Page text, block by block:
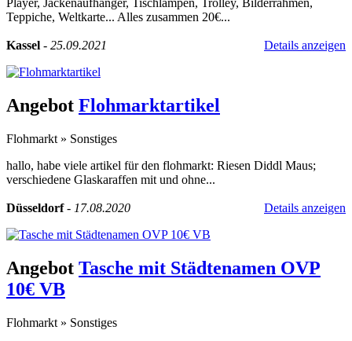
Player, Jackenaufhänger, Tischlampen, Trolley, Bilderrahmen,
Teppiche, Weltkarte... Alles zusammen 20€...
Kassel - 25.09.2021 Details anzeigen
Angebot Flohmarktartikel
Flohmarkt » Sonstiges
hallo, habe viele artikel für den flohmarkt: Riesen Diddl Maus;
verschiedene Glaskaraffen mit und ohne...
Düsseldorf- 17.08.2020 Details anzeigen
Angebot Tasche mit Städtenamen OVP
10€ VB
Flohmarkt » Sonstiges